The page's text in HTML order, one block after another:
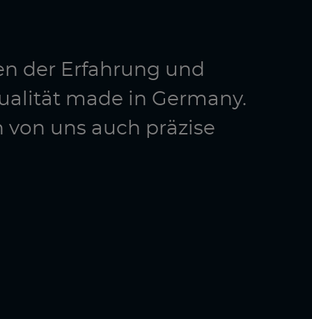
der Erfahrung und
made in Germany.
uns auch präzise